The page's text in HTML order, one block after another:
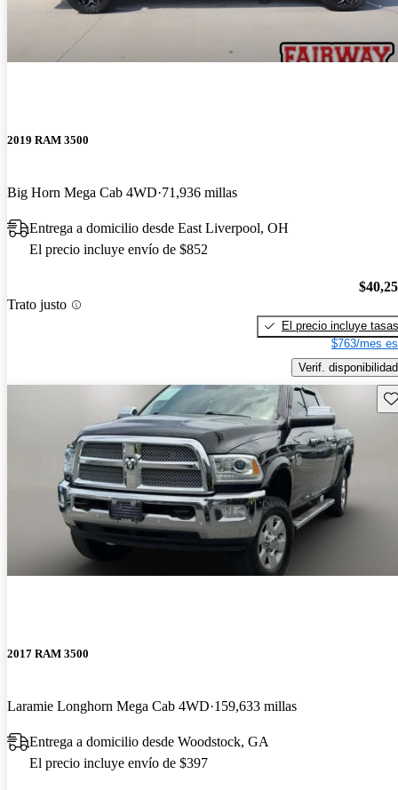
2019 RAM 3500
Big Horn Mega Cab 4WD 71,936 millas
Entrega a domicilio desde East Liverpool, OH
El precio incluye envío de $852
Trato justo
El precio incluye tasas
$763/mes
Verif. disponibilidad
2017 RAM 3500
Laramie Longhorn Mega Cab 4WD 159,633 millas
Entrega a domicilio desde Woodstock, GA
El precio incluye envío de $397